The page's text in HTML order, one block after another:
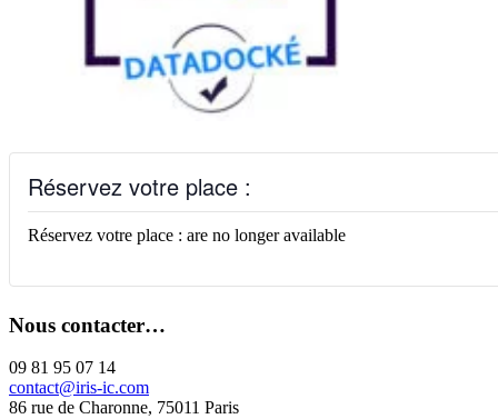
Réservez votre place :
Réservez votre place : are no longer available
Nous contacter…
09 81 95 07 14
contact@iris-ic.com
86 rue de Charonne, 75011 Paris